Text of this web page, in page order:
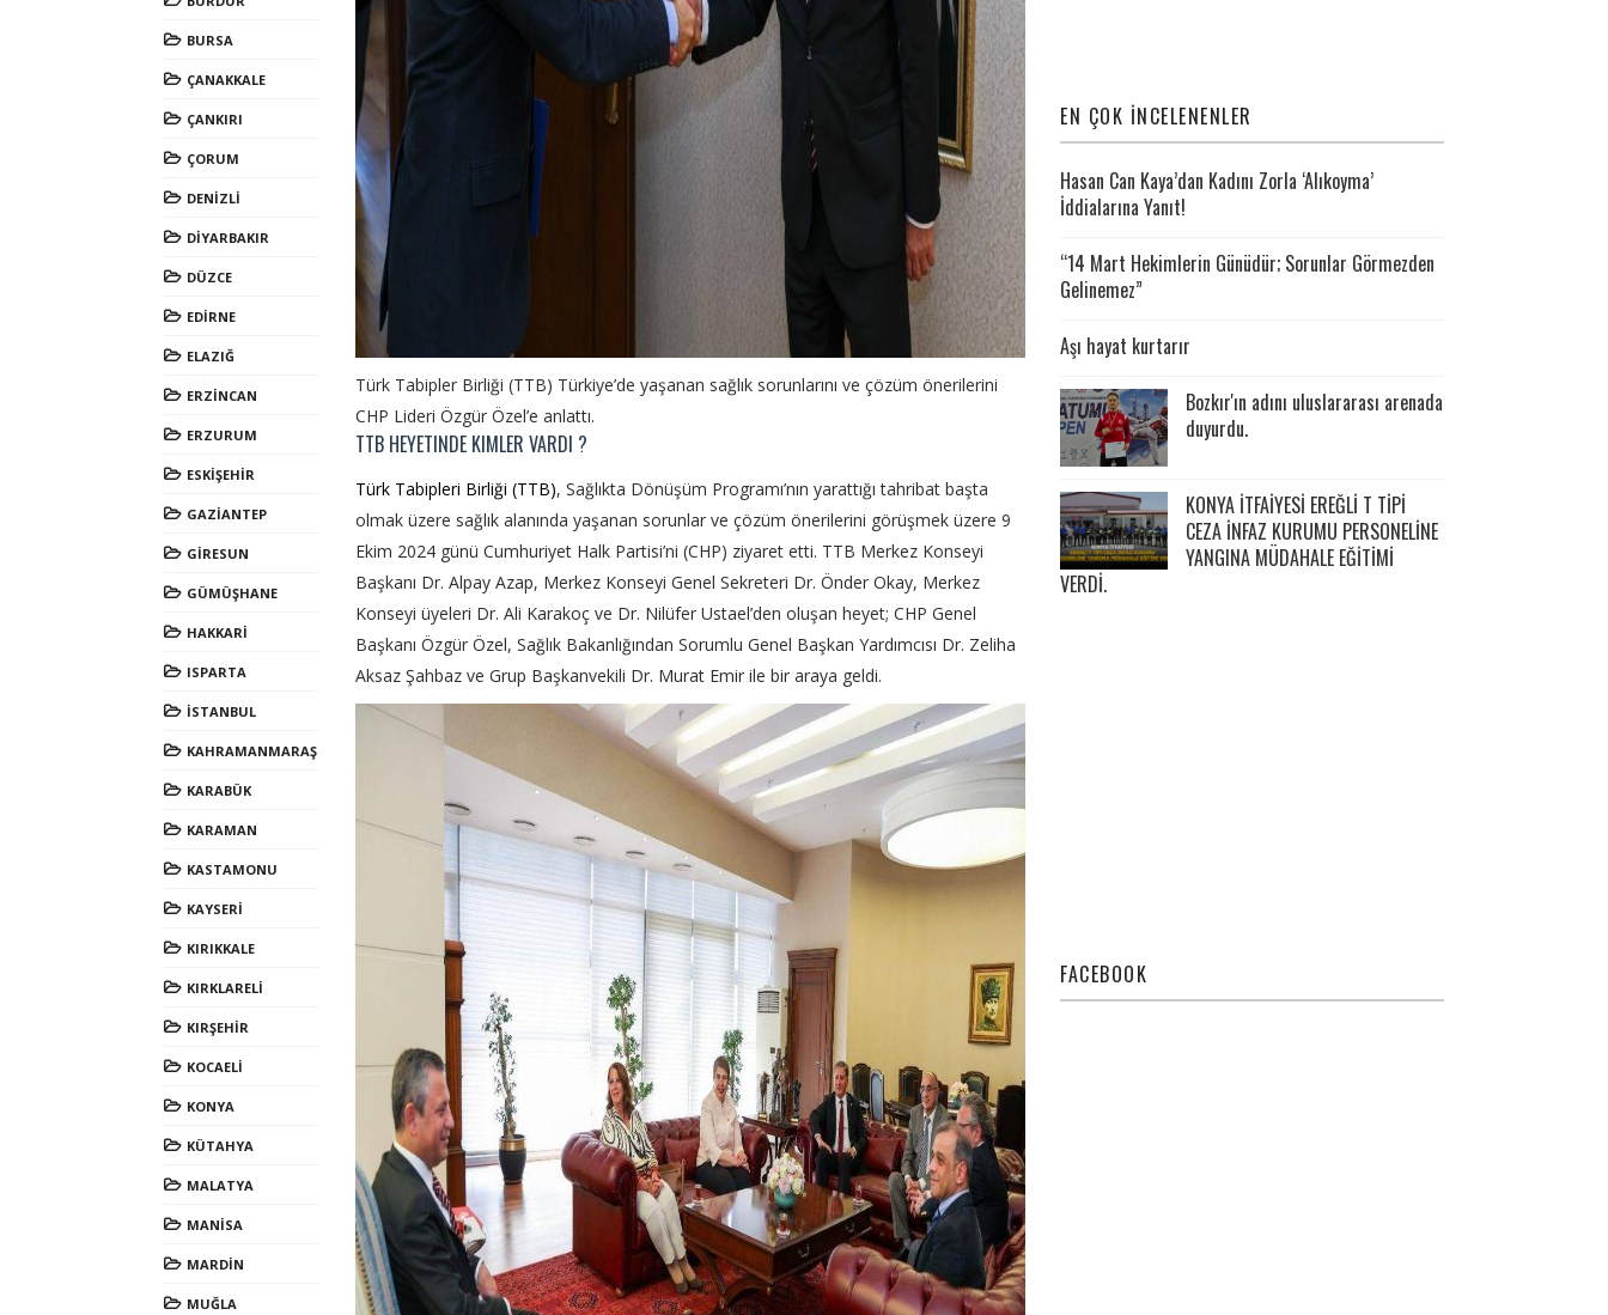
BURSA
ÇANAKKALE
ÇANKIRI
ÇORUM
DENİZLİ
DİYARBAKIR
DÜZCE
EDİRNE
ELAZIĞ
ERZİNCAN
ERZURUM
ESKİŞEHİR
GAZİANTEP
GİRESUN
GÜMÜŞHANE
HAKKARİ
ISPARTA
İSTANBUL
KAHRAMANMARAŞ
KARABÜK
KARAMAN
KASTAMONU
KAYSERİ
KIRIKKALE
KIRKLARELİ
KIRŞEHİR
KOCAELİ
KONYA
KÜTAHYA
MALATYA
MANİSA
MARDİN
MUĞLA
Türk Tabipler Birliği (TTB) Türkiye’de yaşanan sağlık sorunlarını ve çözüm önerilerini
CHP Lideri Özgür Özel’e anlattı.
TTB HEYETINDE KIMLER VARDI ?
Türk Tabipleri Birliği (TTB), Sağlıkta Dönüşüm Programı’nın yarattığı tahribat başta
olmak üzere sağlık alanında yaşanan sorunlar ve çözüm önerilerini görüşmek üzere 9
Ekim 2024 günü Cumhuriyet Halk Partisi’ni (CHP) ziyaret etti. TTB Merkez Konseyi
Başkanı Dr. Alpay Azap, Merkez Konseyi Genel Sekreteri Dr. Önder Okay, Merkez
Konseyi üyeleri Dr. Ali Karakoç ve Dr. Nilüfer Ustael’den oluşan heyet; CHP Genel
Başkanı Özgür Özel, Sağlık Bakanlığından Sorumlu Genel Başkan Yardımcısı Dr. Zeliha
Aksaz Şahbaz ve Grup Başkanvekili Dr. Murat Emir ile bir araya geldi.
EN ÇOK İNCELENENLER
Hasan Can Kaya’dan Kadını Zorla ‘Alıkoyma’
İddialarına Yanıt!
“14 Mart Hekimlerin Günüdür; Sorunlar Görmezden
Gelinemez”
Aşı hayat kurtarır
Bozkır'ın adını uluslararası arenada
duyurdu.
KONYA İTFAİYESİ EREĞLİ T TİPİ
CEZA İNFAZ KURUMU PERSONELİNE
YANGINA MÜDAHALE EĞİTİMİ
VERDİ.
FACEBOOK